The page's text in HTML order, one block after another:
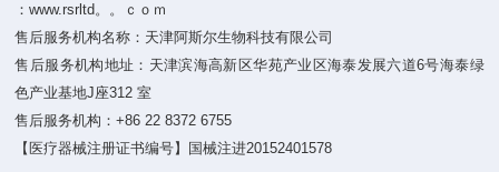
：www.rsrltd。。ｃｏｍ
售后服务机构名称：天津阿斯尔生物科技有限公司
售后服务机构地址：天津滨海高新区华苑产业区海泰发展六道6号海泰绿
色产业基地J座312 室
售后服务机构：+86 22 8372 6755
【医疗器械注册证书编号】国械注进20152401578